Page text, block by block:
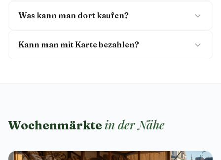
Was kann man dort kaufen?
Kann man mit Karte bezahlen?
Wochenmärkte in der Nähe